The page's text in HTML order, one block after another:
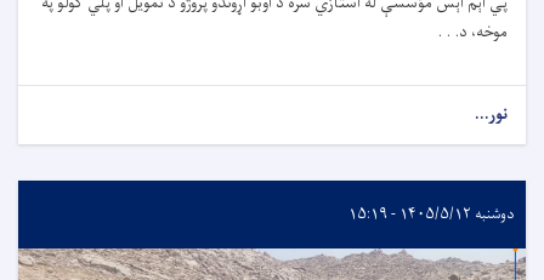
موخه، د. . .
نور...
دوشنبه ۱۴۰۵/۵/۱۲ - ۱۵:۱۹